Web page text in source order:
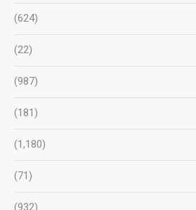
(624)
(22)
(987)
(181)
(1,180)
(71)
(932)